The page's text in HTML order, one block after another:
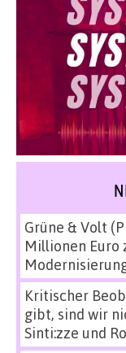
Grüne & Volt
Millionen
Kritischer
gibt, sind wir
Sinti:zze und